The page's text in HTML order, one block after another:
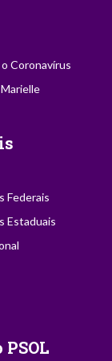
Coronavírus
Federais
Estaduais